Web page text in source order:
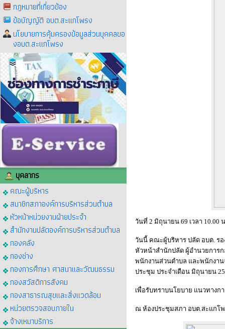
กฎหมายที่เกี่ยวข้อง
ข้อบัญญัติ อบต.สะแกโพรง
นโยบายการคุ้มครองข้อมูลส่วนบุคคลขอ
งอบต.สะแกโพรง
บุคลากร
คณะผู้บริหาร
สมาชิกสภาองค์การบริหารส่วนตำบล
หัวหน้าหน่วยงานฝ่ายประจำ
สำนักงานปลัดองค์การบริหารส่วนตำบล
กองคลัง
กองช่าง
กองการศึกษา ศาสนาและวัฒนธรรม
กองสวัสดิการสังคม
กองสาธารณสุขและสิ่งแวดล้อม
หน่วยตรวจสอบภายใน
จ้างเหมาบริการ
วันที่ 2 มิถุนายน 69 เวลา 10.00
วันนี้ คณะผู้บริหาร ปลัด อบต. รอ
หัวหน้าสำนักปลัด ผู้อำนวยการ
พนักงานส่วนตำบล และพนักงา
ประชุม ประจำเดือน มิถุนายน
เพื่อรับทราบนโยบาย แนวทางก
ณ ห้องประชุมสภา อบต.สะแกโพ